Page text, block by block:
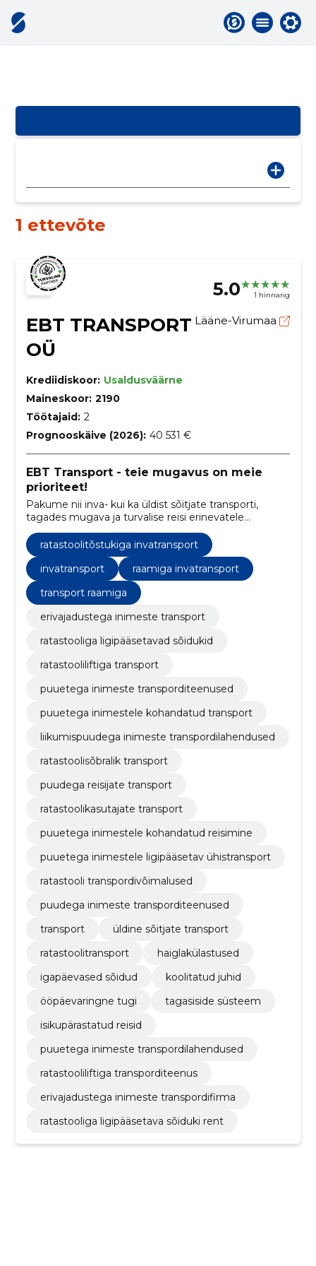
1 ettevõte
5.0 1 hinnang
EBT TRANSPORT
OÜ
Lääne-Virumaa
Krediidiskoor: Usaldusväärne
Maineskoor: 2190
Töötajaid: 2
Prognooskäive (2026): 40 531 €
EBT Transport - teie mugavus on meie
prioriteet!
Pakume nii inva- kui ka üldist sõitjate transporti,
tagades mugava ja turvalise reisi erinevatele
marsuutidele Lääne-Virumaal ning laiendades
teenuseid vastavalt klientide vajadustele üle kogu
Eesti.
ratastoolitõstukiga invatransport
invatransport
raamiga invatransport
transport raamiga
erivajadustega inimeste transport
ratastooliga ligipääsetavad sõidukid
ratastooliliftiga transport
puuetega inimeste transporditeenused
puuetega inimestele kohandatud transport
liikumispuudega inimeste transpordilahendused
ratastoolisõbralik transport
puudega reisijate transport
ratastoolikasutajate transport
puuetega inimestele kohandatud reisimine
puuetega inimestele ligipääsetav ühistransport
ratastooli transpordivõimalused
puudega inimeste transporditeenused
transport
üldine sõitjate transport
ratastoolitransport
haiglakülastused
igapäevased sõidud
koolitatud juhid
ööpäevaringne tugi
tagasiside süsteem
isikupärastatud reisid
puuetega inimeste transpordilahendused
ratastooliliftiga transporditeenus
erivajadustega inimeste transpordifirma
ratastooliga ligipääsetava sõiduki rent